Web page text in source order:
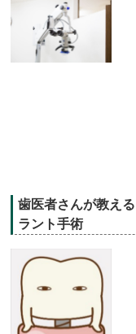
歯医者さんが教え
ラント手術